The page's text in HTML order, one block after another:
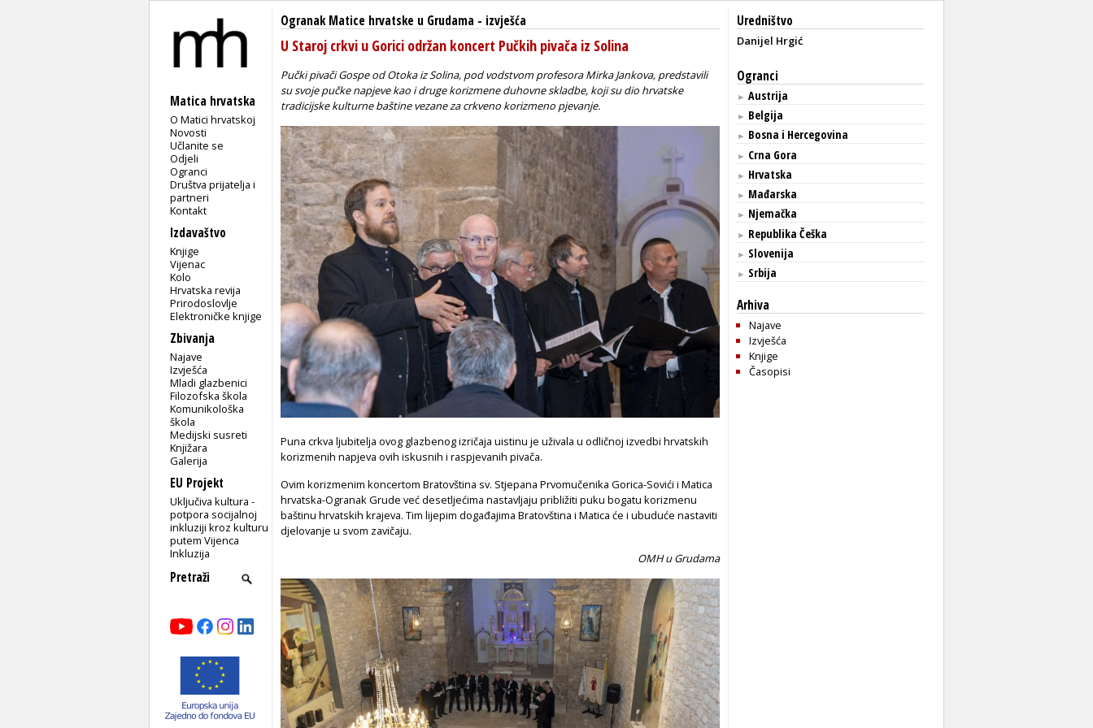
Matica hrvatska
O Matici hrvatskoj
Novosti
Učlanite se
Odjeli
Ogranci
Društva prijatelja i
partneri
Kontakt
Izdavaštvo
Knjige
Vijenac
Kolo
Hrvatska revija
Prirodoslovlje
Elektroničke knjige
Zbivanja
Najave
Izvješća
Mladi glazbenici
Filozofska škola
Komunikološka
škola
Medijski susreti
Knjižara
Galerija
EU Projekt
Uključiva kultura -
potpora socijalnoj
inkluziji kroz kulturu
putem Vijenca
Inkluzija
Ogranak Matice hrvatske u Grudama - izvješća
U Staroj crkvi u Gorici održan koncert Pučkih pivača iz Solina
Pučki pivači Gospe od Otoka iz Solina, pod vodstvom profesora Mirka Jankova, predstavili
su svoje pučke napjeve kao i druge korizmene duhovne skladbe, koji su dio hrvatske
tradicijske kulturne baštine vezane za crkveno korizmeno pjevanje.
Puna crkva ljubitelja ovog glazbenog izričaja uistinu je uživala u odličnoj izvedbi hrvatskih
korizmenih napjeva ovih iskusnih i raspjevanih pivača.
Ovim korizmenim koncertom Bratovština sv. Stjepana Prvomučenika Gorica-Sovići i Matica
hrvatska-Ogranak Grude već desetljećima nastavljaju približiti puku bogatu korizmenu
baštinu hrvatskih krajeva. Tim lijepim događajima Bratovština i Matica će i ubuduće nastaviti
djelovanje u svom zavičaju.
OMH u Grudama
Uredništvo
Danijel Hrgić
Ogranci
► Austrija
► Belgija
► Bosna i Hercegovina
► Crna Gora
► Hrvatska
► Mađarska
► Njemačka
► Republika Češka
► Slovenija
► Srbija
Arhiva
Najave
Izvješća
Knjige
Časopisi